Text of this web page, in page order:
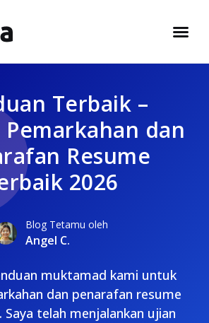
Terbaik –
Pemarkahan dan
Resume
2026
Blog Tetamu oleh
Angel C.
muktamad kami untuk
dan penarafan resume
Saya telah menjalankan ujian